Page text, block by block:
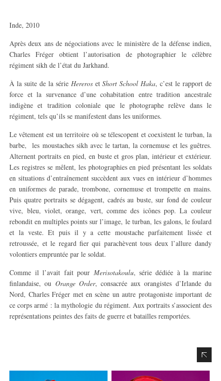
Inde, 2010
Après deux ans de négociations avec le ministère de la défense indien,
Charles Fréger obtient l’autorisation de photographier le célèbre
régiment sikh de l’état du Jarkhand.
À la suite de la série Hereros etShort School Haka, c’est le rapport de
force et la survenance d’une cohabitation entre tradition ancestrale
indigène et tradition coloniale que le photographe relève dans le
régiment, tels qu’ils se manifestent dans les uniformes.
Le vêtement est un territoire où se télescopent et coexistent le turban, la
barbe, les moustaches sikh avec le tartan, la cornemuse et les guêtres.
Alternent portraits en pied, en buste et gros plan, intérieur et extérieur.
Les registres se mêlent, les photographies en pied présentant les soldats
en situations d’entraînement succèdent aux vues en intérieur d’hommes
en uniformes de parade, trombone, cornemuse et trompette en mains.
Puis quatre portraits se dégagent, cadrés au buste, sur fond de couleur
vive, bleu, violet, orange, vert, comme des icônes pop. La couleur
rebondit en multiples points sur l’image, le turban, les galons, le foulard
et la veste. Et puis il y a cette moustache parfaitement lissée et
retroussée, et le regard fier qui parachèvent tous deux l’allure dandy
volontiers empruntée par le soldat.
Comme il l’avait fait pour Merisotakoulu, série dédiée à la marine
finlandaise, ou Orange Order, consacrée aux orangistes d’Irlande du
Nord, Charles Fréger met en scène un autre protagoniste important de
ce corps armé : la mythologie du régiment. Aux portraits s’associent des
représentations peintes des faits de guerre et batailles remportées.